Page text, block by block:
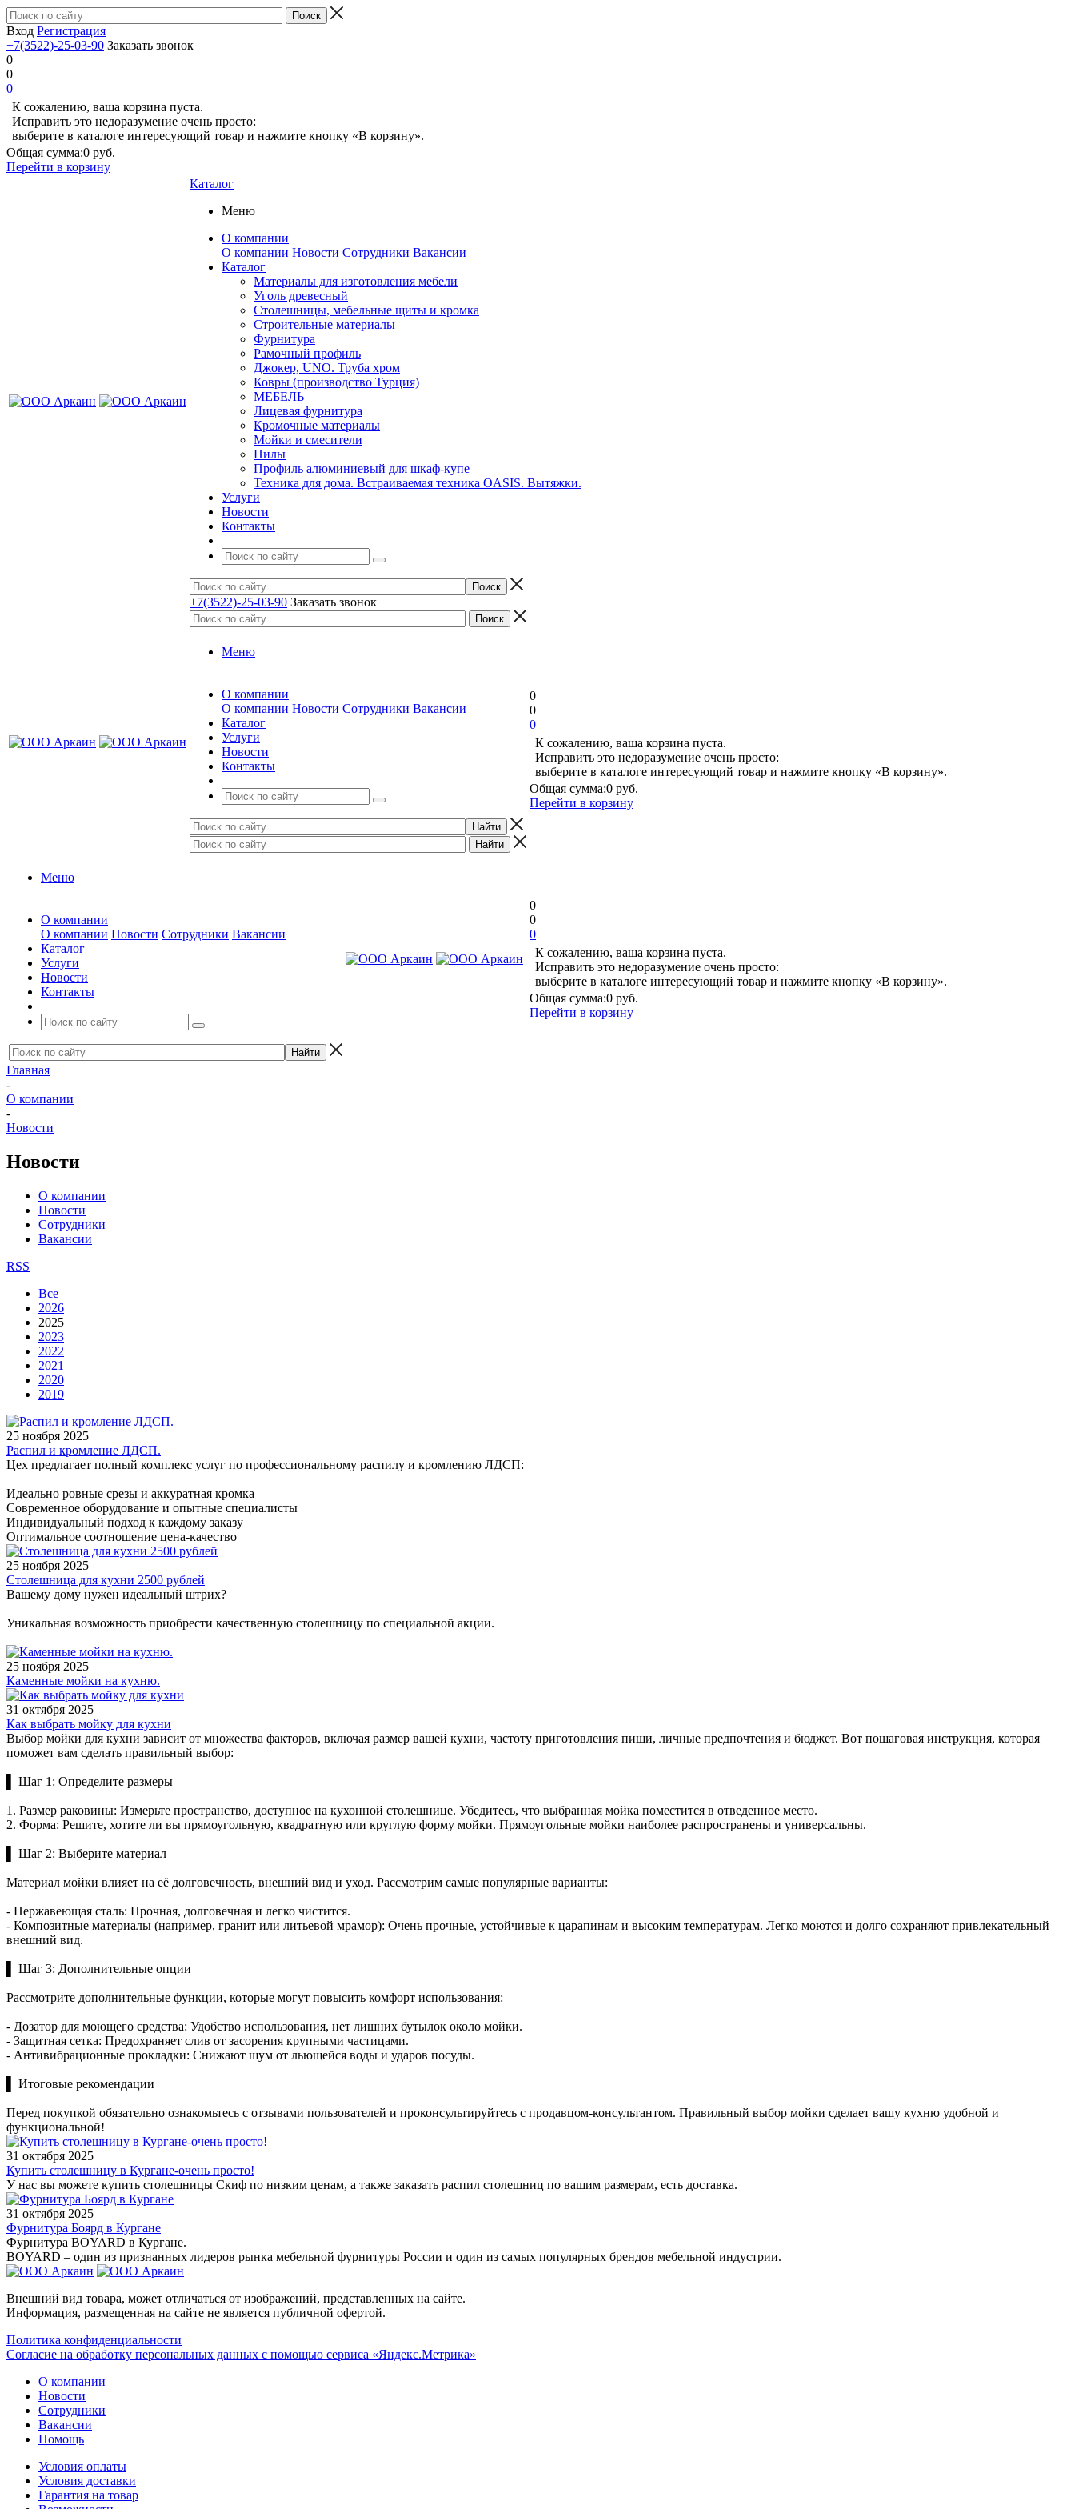
Вход Регистрация
+7(3522)-25-03-90 Заказать звонок
0
0
0
К сожалению, ваша корзина пуста.
Исправить это недоразумение очень просто:
выберите в каталоге интересующий товар и нажмите кнопку «В корзину».
Общая сумма:0 руб.
Перейти в корзину
Каталог
Меню
О компании
О компании Новости Сотрудники Вакансии
Каталог
Материалы для изготовления мебели
Уголь древесный
Столешницы, мебельные щиты и кромка
Строительные материалы
Фурнитура
Рамочный профиль
Джокер, UNO. Труба хром
Ковры (производство Турция)
МЕБЕЛЬ
Лицевая фурнитура
Кромочные материалы
Мойки и смесители
Пилы
Профиль алюминиевый для шкаф-купе
Техника для дома. Встраиваемая техника OASIS. Вытяжки.
Услуги
Новости
Контакты
+7(3522)-25-03-90 Заказать звонок
Меню
О компании
О компании Новости Сотрудники Вакансии
Каталог
Услуги
Новости
Контакты
0
0
0
К сожалению, ваша корзина пуста.
Исправить это недоразумение очень просто:
выберите в каталоге интересующий товар и нажмите кнопку «В корзину».
Общая сумма:0 руб.
Перейти в корзину
Меню
О компании
О компании Новости Сотрудники Вакансии
Каталог
Услуги
Новости
Контакты
0
0
0
К сожалению, ваша корзина пуста.
Исправить это недоразумение очень просто:
выберите в каталоге интересующий товар и нажмите кнопку «В корзину».
Общая сумма:0 руб.
Перейти в корзину
Главная
-
О компании
-
Новости
Новости
О компании
Новости
Сотрудники
Вакансии
RSS
Все
2026
2025
2023
2022
2021
2020
2019
25 ноября 2025
Распил и кромление ЛДСП.
Цех предлагает полный комплекс услуг по профессиональному распилу и кромлению ЛДСП:
Идеально ровные срезы и аккуратная кромка
Современное оборудование и опытные специалисты
Индивидуальный подход к каждому заказу
Оптимальное соотношение цена-качество
25 ноября 2025
Столешница для кухни 2500 рублей
Вашему дому нужен идеальный штрих?
Уникальная возможность приобрести качественную столешницу по специальной акции.
25 ноября 2025
Каменные мойки на кухню.
31 октября 2025
Как выбрать мойку для кухни
Выбор мойки для кухни зависит от множества факторов, включая размер вашей кухни, частоту приготовления пищи, личные предпочтения и бюджет. Вот пошаговая инструкция, которая
поможет вам сделать правильный выбор:
▌ Шаг 1: Определите размеры
1. Размер раковины: Измерьте пространство, доступное на кухонной столешнице. Убедитесь, что выбранная мойка поместится в отведенное место.
2. Форма: Решите, хотите ли вы прямоугольную, квадратную или круглую форму мойки. Прямоугольные мойки наиболее распространены и универсальны.
▌ Шаг 2: Выберите материал
Материал мойки влияет на её долговечность, внешний вид и уход. Рассмотрим самые популярные варианты:
- Нержавеющая сталь: Прочная, долговечная и легко чистится.
- Композитные материалы (например, гранит или литьевой мрамор): Очень прочные, устойчивые к царапинам и высоким температурам. Легко моются и долго сохраняют привлекательный
внешний вид.
▌ Шаг 3: Дополнительные опции
Рассмотрите дополнительные функции, которые могут повысить комфорт использования:
- Дозатор для моющего средства: Удобство использования, нет лишних бутылок около мойки.
- Защитная сетка: Предохраняет слив от засорения крупными частицами.
- Антивибрационные прокладки: Снижают шум от льющейся воды и ударов посуды.
▌ Итоговые рекомендации
Перед покупкой обязательно ознакомьтесь с отзывами пользователей и проконсультируйтесь с продавцом-консультантом. Правильный выбор мойки сделает вашу кухню удобной и
функциональной!
31 октября 2025
Купить столешницу в Кургане-очень просто!
У нас вы можете купить столешницы Скиф по низким ценам, а также заказать распил столешниц по вашим размерам, есть доставка.
31 октября 2025
Фурнитура Боярд в Кургане
Фурнитура BOYARD в Кургане.
BOYARD – один из признанных лидеров рынка мебельной фурнитуры России и один из самых популярных брендов мебельной индустрии.
Внешний вид товара, может отличаться от изображений, представленных на сайте.
Информация, размещенная на сайте не является публичной офертой.
Политика конфиденциальности
Согласие на обработку персональных данных с помощью сервиса «Яндекс.Метрика»
О компании
Новости
Сотрудники
Вакансии
Помощь
Условия оплаты
Условия доставки
Гарантия на товар